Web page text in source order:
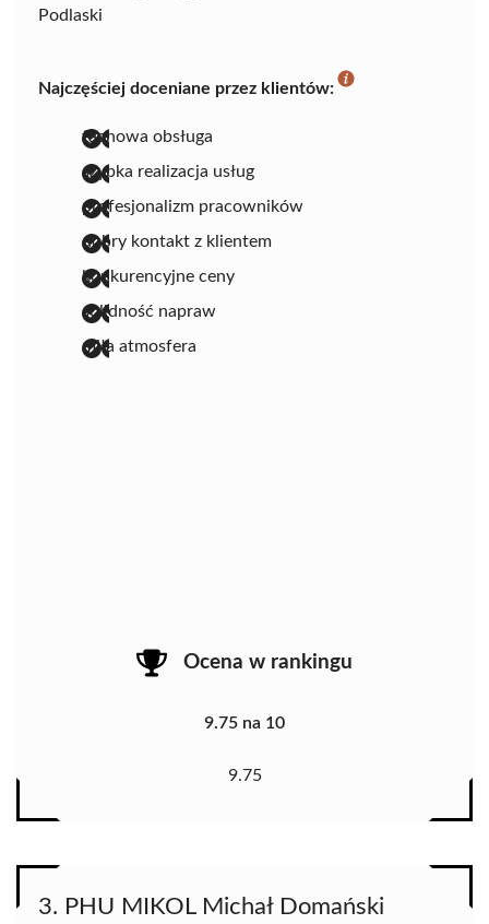
Podlaski
Najczęściej doceniane przez klientów:
fachowa obsługa
szybka realizacja usług
profesjonalizm pracowników
dobry kontakt z klientem
konkurencyjne ceny
solidność napraw
miła atmosfera
Ocena w rankingu
9.75 na 10
9.75
3. PHU MIKOL Michał Domański